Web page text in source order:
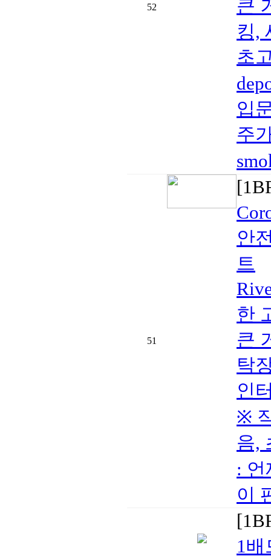
52
큰
킹,
초
입
주
51
안
트
한
큰
탁
인
※
음,
:
이
1배